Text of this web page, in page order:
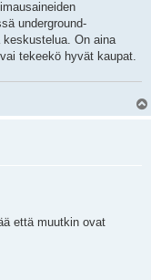
underground-
On aina
tekeekö hyvät kaupat.
että muutkin ovat